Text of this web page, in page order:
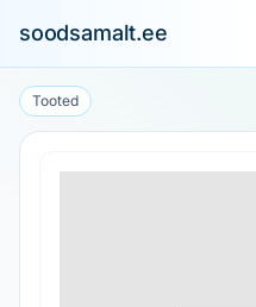
soodsamalt.ee
Tooted